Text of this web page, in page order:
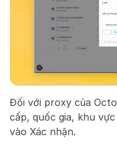
Đối với proxy của
cấp, quốc gia, khu
vào Xác nhận.